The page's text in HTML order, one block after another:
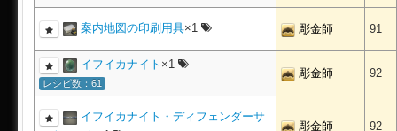
案内地図の印刷用具×1 彫金師 91
イフイカナイト ×1
レシピ数：61
彫金師 92
イフイカナイト・ディフェンダーサ
彫金師 92